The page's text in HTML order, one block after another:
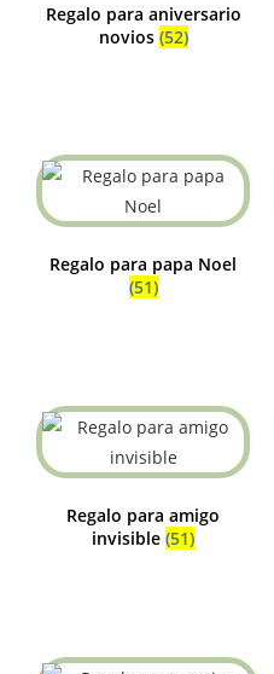
Regalo para aniversario
novios (52)
Regalo para papa Noel
(51)
Regalo para amigo
invisible (51)